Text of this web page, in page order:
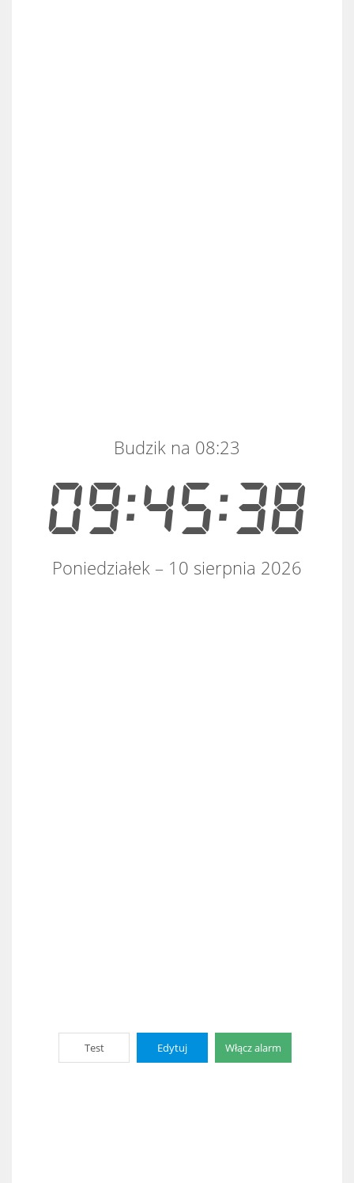
09:45:39
Budzik na 08:23
Poniedziałek – 10 sierpnia 2026
Test Edytuj Włącz alarm